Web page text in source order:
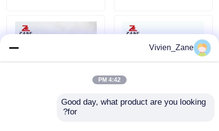
راهنمای خطی
راهنمای کشویی خطی
Vivien_Zane
4:42 PM
Good day, what product are you looking
for?